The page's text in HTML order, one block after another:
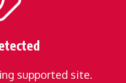
supported site.